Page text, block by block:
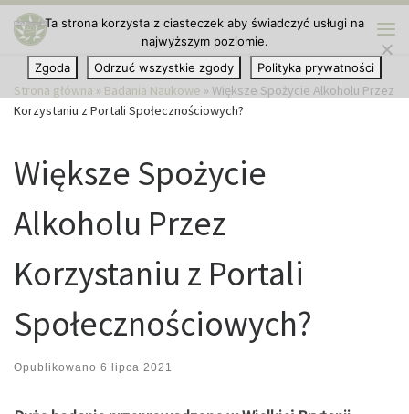
Przejdź do treści
Strona główna » Badania Naukowe » Większe Spożycie Alkoholu Przez
Korzystaniu z Portali Społecznościowych?
Większe Spożycie
Alkoholu Przez
Korzystaniu z Portali
Społecznościowych?
Opublikowano 6 lipca 2021
Ta strona korzysta z ciasteczek aby świadczyć usługi na
najwyższym poziomie.
Zgoda
Odrzuć wszystkie zgody Polityka prywatności